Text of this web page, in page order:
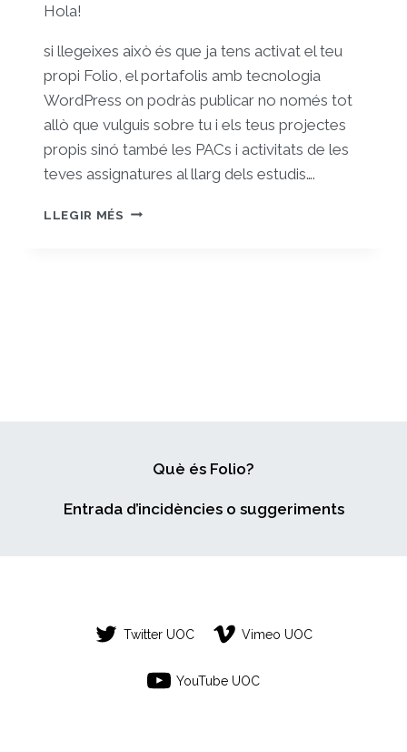
Hola!
si llegeixes això és que ja tens activat el teu
propi Folio, el portafolis amb tecnologia
WordPress on podràs publicar no només tot
allò que vulguis sobre tu i els teus projectes
propis sinó també les PACs i activitats de les
teves assignatures al llarg dels estudis….
LLEGIR MÉS ET
Què és Folio?
Entrada d’incidències o suggeriments
Twitter UOC Vimeo UOC
YouTube UOC